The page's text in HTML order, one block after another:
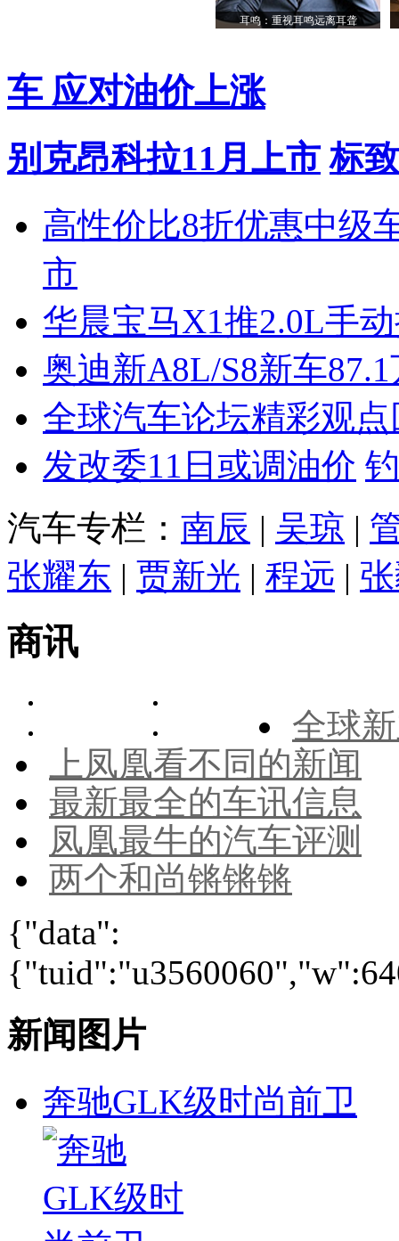
耳鸣：重视耳鸣远离耳聋
车 应对油价上涨
别克昂科拉11月上市 标
高性价比8折优惠中级
市
华晨宝马X1推2.0L手
奥迪新A8L/S8新车
全球汽车论坛精彩观点
发改委11日或调油价
汽车专栏： 南辰 | 吴琼 |
张耀东 | 贾新光 | 程远 |
商讯
全球
上凤凰看不同的新闻
最新最全的车讯信息
凤凰最牛的汽车评测
两个和尚锵锵锵
{"data":
新闻图片
奔驰GLK级时尚前卫